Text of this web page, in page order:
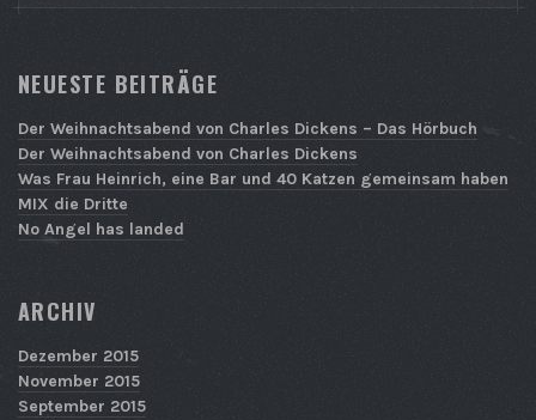
NEUESTE BEITRÄGE
Der Weihnachtsabend von Charles Dickens – Das Hörbuch
Der Weihnachtsabend von Charles Dickens
Was Frau Heinrich, eine Bar und 40 Katzen gemeinsam haben
MIX die Dritte
No Angel has landed
ARCHIV
Dezember 2015
November 2015
September 2015